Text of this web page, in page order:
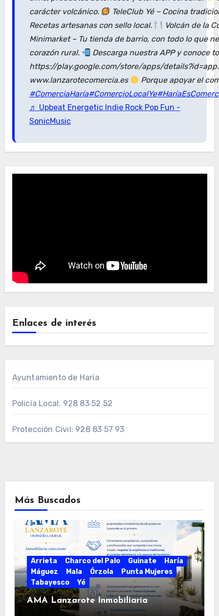
carácter volcánico.
TeleClub Yé – Cocina
Recetas artesanas con sello local.
Volcán de la
Minimarket – Tu tienda de barrio, con todo lo que
corazón rural.
Descarga nuestra APP y conoce
https://play.google.com/store/apps/
www.lanzarotecomercia.es
Porque apoyar el
#ComerciaHaría#ComercioLocalYe
♬ Upbeat Energetic Indie Rock Pop Fun -
SonicMusic
Enlaces de interés
Ayuntamiento de Haría
Policía Local: 928 83 52 52
Protección Civil: 928 83 57 93
Más Buscados
Arrieta Charco del Palo Guinate
Haría
Máguez
Mala Órzola
Punta Mujeres
Tabayesco
Yé
AMA Lanzarote Inmobiliaria